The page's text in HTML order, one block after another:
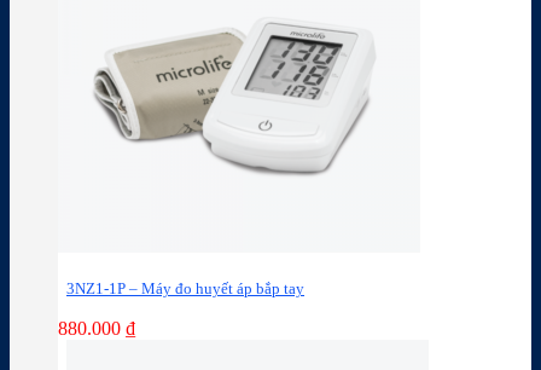
3NZ1-1P – Máy đo huyết áp bắp tay
880.000 ₫